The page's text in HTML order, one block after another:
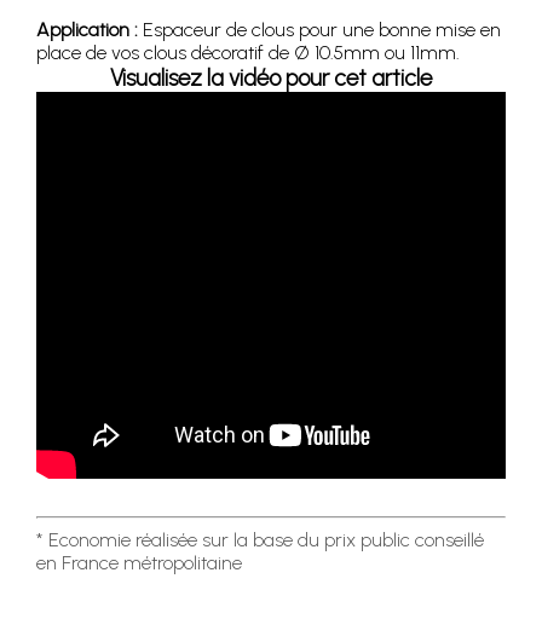
Application : Espaceur de clous pour une bonne mise en
place de vos clous décoratif de Ø 10.5mm ou 11mm.
Visualisez la vidéo pour cet article
* Economie réalisée sur la base du prix public conseillé
en France métropolitaine